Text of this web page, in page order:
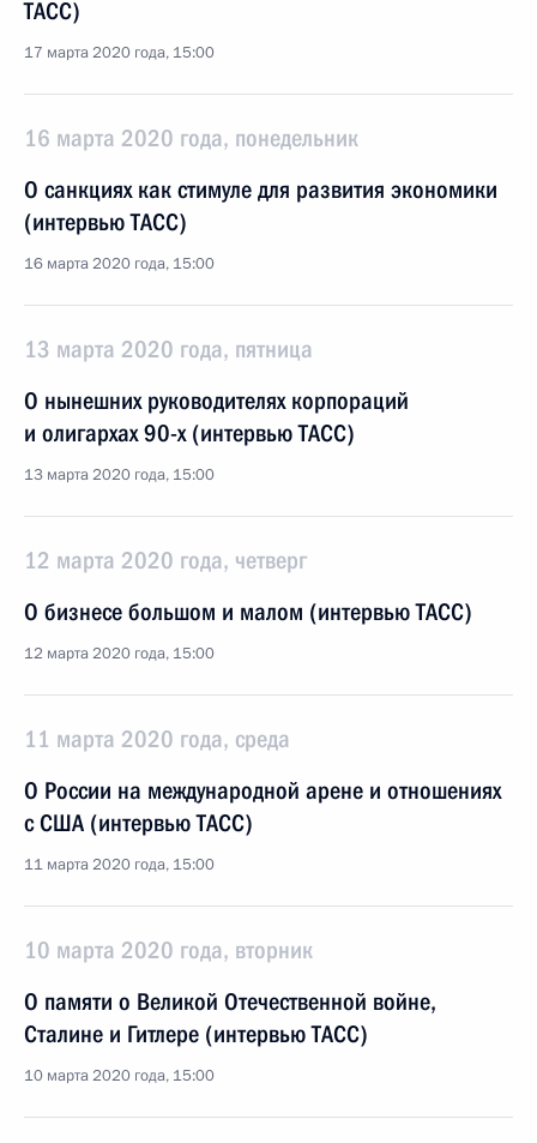
ТАСС)
17 марта 2020 года, 15:00
16 марта 2020 года, понедельник
О санкциях как стимуле для развития экономики
(интервью ТАСС)
16 марта 2020 года, 15:00
13 марта 2020 года, пятница
О нынешних руководителях корпораций
и олигархах 90-х (интервью ТАСС)
13 марта 2020 года, 15:00
12 марта 2020 года, четверг
О бизнесе большом и малом (интервью ТАСС)
12 марта 2020 года, 15:00
11 марта 2020 года, среда
О России на международной арене и отношениях
с США (интервью ТАСС)
11 марта 2020 года, 15:00
10 марта 2020 года, вторник
О памяти о Великой Отечественной войне,
Сталине и Гитлере (интервью ТАСС)
10 марта 2020 года, 15:00